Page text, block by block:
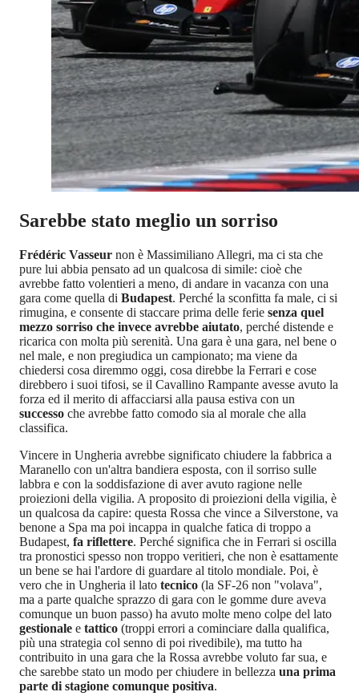
Sarebbe stato meglio un sorriso
Frédéric Vasseur non è Massimiliano Allegri, ma ci sta che
pure lui abbia pensato ad un qualcosa di simile: cioè che
avrebbe fatto volentieri a meno, di andare in vacanza con una
gara come quella di Budapest. Perché la sconfitta fa male, ci si
rimugina, e consente di staccare prima delle ferie senza quel
mezzo sorriso che invece avrebbe aiutato, perché distende e
ricarica con molta più serenità. Una gara è una gara, nel bene o
nel male, e non pregiudica un campionato; ma viene da
chiedersi cosa diremmo oggi, cosa direbbe la Ferrari e cose
direbbero i suoi tifosi, se il Cavallino Rampante avesse avuto la
forza ed il merito di affacciarsi alla pausa estiva con un
successo che avrebbe fatto comodo sia al morale che alla
classifica.
Vincere in Ungheria avrebbe significato chiudere la fabbrica a
Maranello con un'altra bandiera esposta, con il sorriso sulle
labbra e con la soddisfazione di aver avuto ragione nelle
proiezioni della vigilia. A proposito di proiezioni della vigilia, è
un qualcosa da capire: questa Rossa che vince a Silverstone, va
benone a Spa ma poi incappa in qualche fatica di troppo a
Budapest, fa riflettere. Perché significa che in Ferrari si oscilla
tra pronostici spesso non troppo veritieri, che non è esattamente
un bene se hai l'ardore di guardare al titolo mondiale. Poi, è
vero che in Ungheria il lato tecnico (la SF-26 non "volava",
ma a parte qualche sprazzo di gara con le gomme dure aveva
comunque un buon passo) ha avuto molte meno colpe del lato
gestionale e tattico (troppi errori a cominciare dalla qualifica,
più una strategia col senno di poi rivedibile), ma tutto ha
contribuito in una gara che la Rossa avrebbe voluto far sua, e
che sarebbe stato un modo per chiudere in bellezza una prima
parte di stagione comunque positiva.